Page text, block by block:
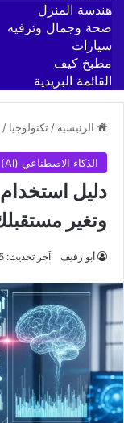
هندسة المنزل
صحة وجمال وترفيه
سيارات
مطبخ كيف
القائمة البريدية
الرئيسية / تكنولوجيا /
الذكاء الاصطناعي (AI)
وتغير
أبو رفيف آخر تحديث: 15 يونيو، 2026